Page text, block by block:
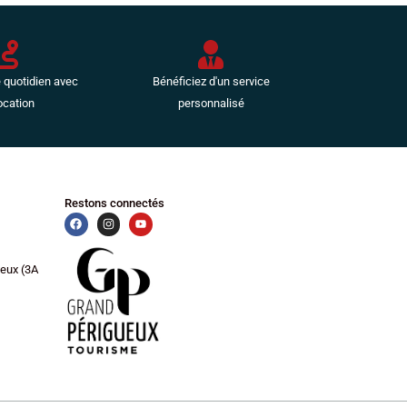
quotidien avec
Bénéficiez d'un service
personnalisé
(3A
Restons connectés